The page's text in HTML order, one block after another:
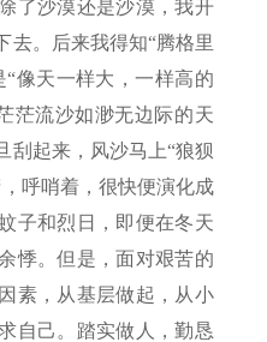
了沙漠还是沙漠，我开
去。后来我得知“腾格里
像天一样大，一样高的
茫流沙如渺无边际的天
刮起来，风沙马上“狼狈
呼哨着，很快便演化成
子和烈日，即便在冬天
悸。但是，面对艰苦的
素，从基层做起，从小
自己。踏实做人，勤恳